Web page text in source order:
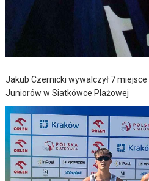
Jakub Czernicki wywalczył 7
Juniorów w Siatkówce Plażowej